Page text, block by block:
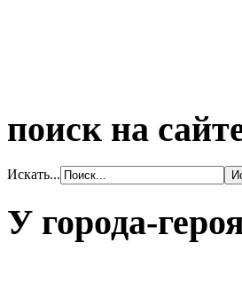
поиск на
Искать...
У города-